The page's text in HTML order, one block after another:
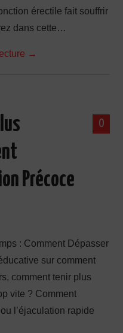
érectile fait souffrir
dans cette…
→
0
Précoce
: Comment Dépasser
sur comment
comment tenir plus
vite ? Comment
l’éjaculation rapide